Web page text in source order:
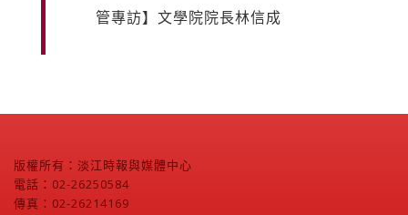
管專訪】文學院院長林信成
版權所有：淡江時報與媒體中心
電話：02-26250584
傳真：02-26214169